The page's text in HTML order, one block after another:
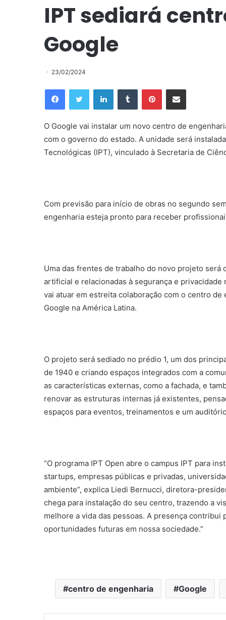
IPT sediará
Google
23/02/2024
O Google vai instalar um novo centro de
com o governo do estado. A unidade será
Tecnológicas (IPT), vinculado à Secretaria de
Com previsão para início de obras no segundo
engenharia esteja pronto para receber
Uma das frentes de trabalho do novo projeto
artificial e relacionadas à segurança e
vai atuar em estreita colaboração com o centro
Google na América Latina.
O projeto será sediado no prédio 1, um dos
de 1940 e criando espaços integrados com a
as características externas, como a fachada, e
renovar as estruturas internas já existentes,
espaços para eventos, treinamentos e um
“O programa IPT Open abre o campus IPT para
startups, empresas públicas e privadas,
ambiente”, explica Liedi Bernucci, diretora-
chega para instalação do seu centro, trazendo a
melhore a vida das pessoas. A presença
oportunidades futuras em nossa sociedade.”
centro de engenharia Google